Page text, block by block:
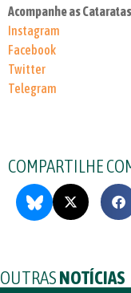
Acompanhe as
Instagram
Facebook
Twitter
Telegram
COMPARTILHE
OUTRASNOTÍCIAS